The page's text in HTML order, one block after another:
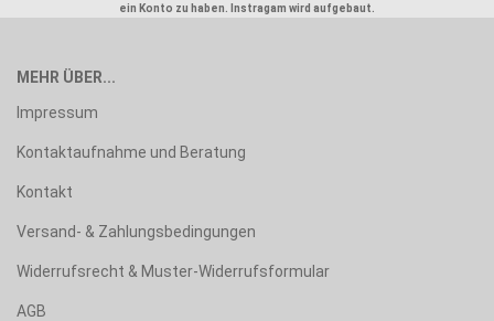
ein Konto zu haben. Instragam wird aufgebaut.
MEHR ÜBER...
Impressum
Kontaktaufnahme und Beratung
Kontakt
Versand- & Zahlungsbedingungen
Widerrufsrecht & Muster-Widerrufsformular
AGB